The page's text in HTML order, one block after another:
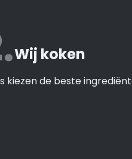
Wij koken
kiezen de beste